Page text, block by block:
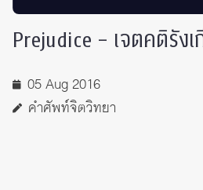
Prejudice – เจตคติรัง
05 Aug 2016
คำศัพท์จิตวิทยา